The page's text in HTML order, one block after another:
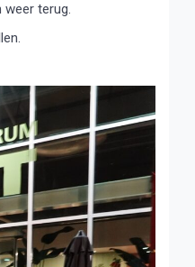
weer terug.